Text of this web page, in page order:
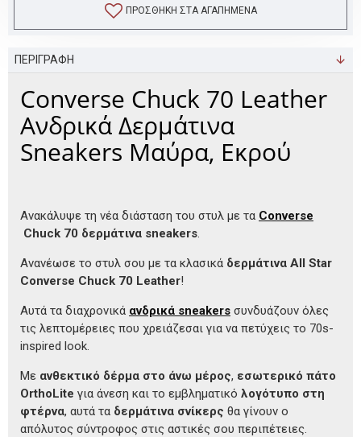
ΠΡΟΣΘΉΚΗ ΣΤΑ ΑΓΑΠΗΜΈΝΑ
ΠΕΡΙΓΡΑΦΗ
Converse Chuck 70 Leather
Ανδρικά Δερμάτινα
Sneakers Μαύρα, Εκρού
Ανακάλυψε τη νέα διάσταση του στυλ με τα Converse
Chuck 70 δερμάτινα sneakers.
Ανανέωσε το στυλ σου με τα κλασικά δερμάτινα All Star
Converse Chuck 70 Leather!
Αυτά τα διαχρονικά ανδρικά sneakers συνδυάζουν όλες
τις λεπτομέρειες που χρειάζεσαι για να πετύχεις το 70s-
inspired look.
Με ανθεκτικό δέρμα στο άνω μέρος, εσωτερικό πάτο
OrthoLite για άνεση και το εμβληματικό λογότυπο στη
φτέρνα, αυτά τα δερμάτινα σνίκερς θα γίνουν ο
απόλυτος σύντροφος στις αστικές σου περιπέτειες.